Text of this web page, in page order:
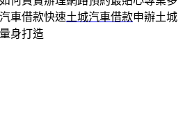
車借款快速土城汽車借款申辦土城
身打造